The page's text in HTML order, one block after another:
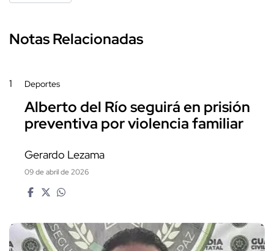
Notas Relacionadas
1 Deportes
Alberto del Río seguirá en prisión
preventiva por violencia familiar
Gerardo Lezama
09 de abril de 2026